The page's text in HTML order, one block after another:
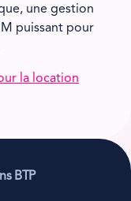
une gestion
puissant pour
la location
BTP